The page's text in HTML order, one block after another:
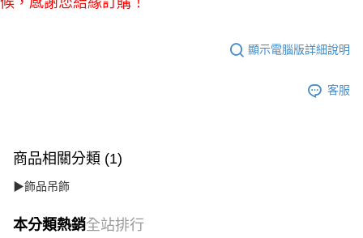
顯示電腦版詳細說明
客服
商品相關分類 (1)
▶飾品吊飾
本分類熱銷全站排行